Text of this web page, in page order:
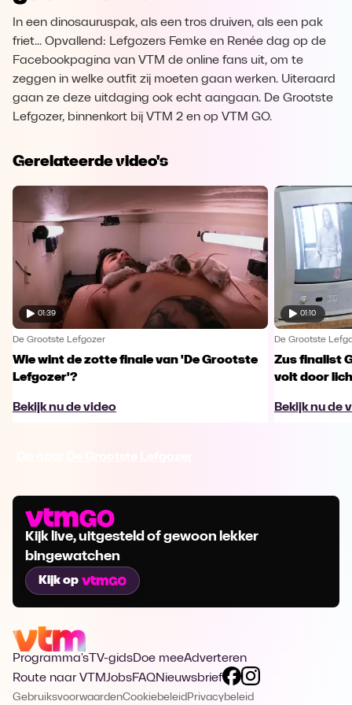
In een dinosauruspak, als een tros druiven, als een pak
friet... Opvallend: Lefgozers Femke en Renée dag op de
Facebookpagina van VTM de online fans uit, om te
zeggen in welke outfit zij moeten gaan werken. Uiteraard
gaan ze deze uitdaging ook echt aangaan. De Grootste
Lefgozer, binnenkort bij VTM 2 en op VTM GO.
Gerelateerde video's
01:39
De Grootste Lefgozer
Wie wint de zotte finale van 'De Grootste
Lefgozer'?
Bekijk nu de video
01:10
De Grootste
Zus finalist
volt door
Bekijk nu de
Kijk live, uitgesteld of gewoon lekker
bingewatchen
Kijk op
Programma's TV-gidsDoe meeAdverteren
Route naar VTMJobsFAQNieuwsbrief
GebruiksvoorwaardenCookiebeleid Privacybeleid